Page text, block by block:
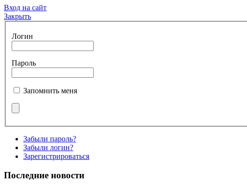
Вход на сайт
Закрыть
Логин
Пароль
Запомнить меня
Забыли пароль?
Забыли логин?
Зарегистрироваться
Последние новости